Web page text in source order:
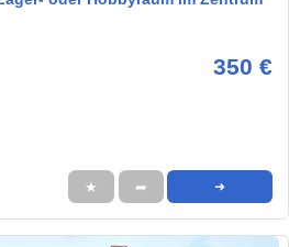
350 €
★ ➦ ➜